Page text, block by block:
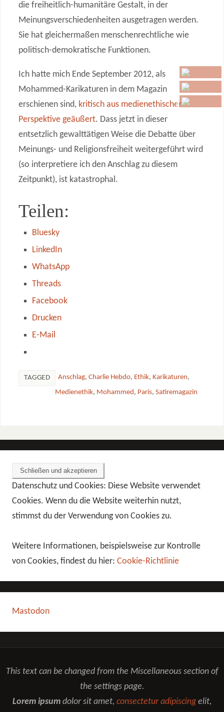
die freiheitlich-humanitäre Gestalt, in der
Meinungsverschiedenheiten ausgetragen werden.
Sie hat gleichermaßen menschenrechtliche wie
politisch-demokratische Funktionen.
Ich hatte mich Ende September 2012, als
Mohammed-Karikaturen in dem Magazin
erschienen sind, kritisch aus medienethischer
Perspektive geäußert. Dass jetzt in dieser
entsetzlich gewalttätigen Weise die Debatte über
Meinungs- und Religionsfreiheit weitergeführt wird
(so interpretiere ich den Anschlag zu diesem
Zeitpunkt), ist katastrophal.
Teilen:
Bluesky
LinkedIn
WhatsApp
Threads
Facebook
Drucken
E-Mail
TAGGED Anschlag, Charlie Hebdo, Ethik, Karikaturen,
Medienethik, Mohammed, Paris, Satiremagazin
Datenschutz und Cookies: Diese Website verwendet
Cookies. Wenn du die Website weiterhin nutzt,
stimmst du der Verwendung von Cookies zu.
Weitere Informationen, beispielsweise zur Kontrolle
von Cookies, findest du hier:Cookie-Richtlinie
Mastodon
This text can be changed from the Miscellaneous section of
the settings page.
Lorem ipsum dolor sit amet, consectetur adipiscing elit,